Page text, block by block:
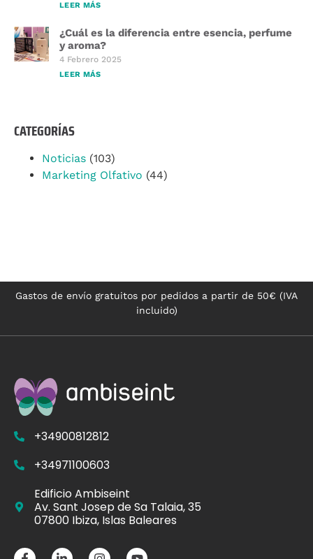
LEER MÁS
¿Cuál es la diferencia entre esencia, perfume
y aroma?
4 Febrero 2025
LEER MÁS
CATEGORÍAS
Noticias (103)
Marketing Olfativo (44)
Gastos de envío gratuitos por pedidos a partir de 50€ (IVA
incluido)
+34900812812
+34971100603
Edificio Ambiseint
Av. Sant Josep de Sa Talaia, 35
07800 Ibiza, Islas Baleares